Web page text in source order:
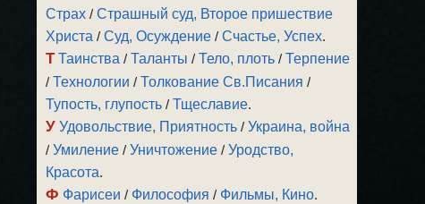
Страх /Страшный суд, Второе пришествие
Христа /Суд, Осуждение /Счастье, Успех.
Т Таинства /Таланты /Тело, плоть /Терпение
/Технологии /Толкование Св.Писания /
Тупость, глупость /Тщеславие.
У Удовольствие, Приятность /Украина, война
/Умиление /Уничтожение /Уродство,
Красота.
Ф Фарисеи / Философия / Фильмы, Кино.